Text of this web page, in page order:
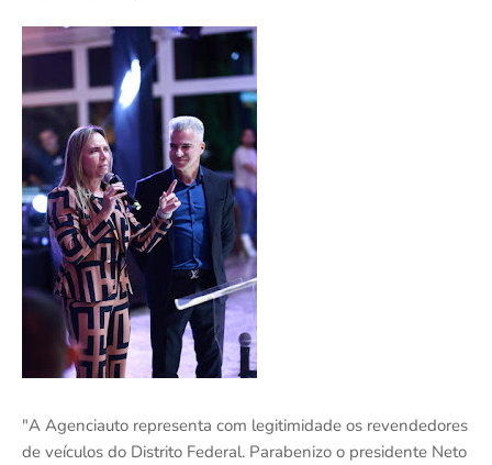
"A Agenciauto representa com legitimidade os revendedores
de veículos do Distrito Federal. Parabenizo o presidente Neto